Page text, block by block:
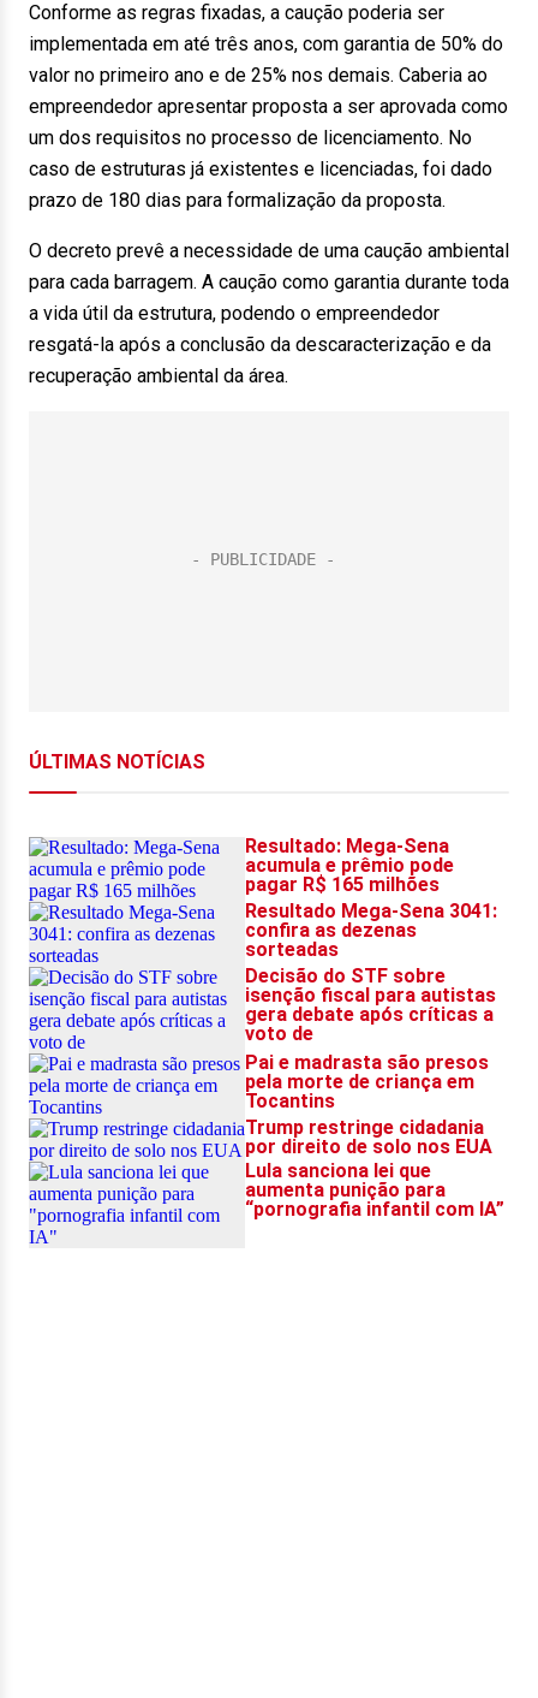
Conforme as regras fixadas, a caução poderia ser
implementada em até três anos, com garantia de 50% do
valor no primeiro ano e de 25% nos demais. Caberia ao
empreendedor apresentar proposta a ser aprovada como
um dos requisitos no processo de licenciamento. No
caso de estruturas já existentes e licenciadas, foi dado
prazo de 180 dias para formalização da proposta.
O decreto prevê a necessidade de uma caução ambiental
para cada barragem. A caução como garantia durante toda
a vida útil da estrutura, podendo o empreendedor
resgatá-la após a conclusão da descaracterização e da
recuperação ambiental da área.